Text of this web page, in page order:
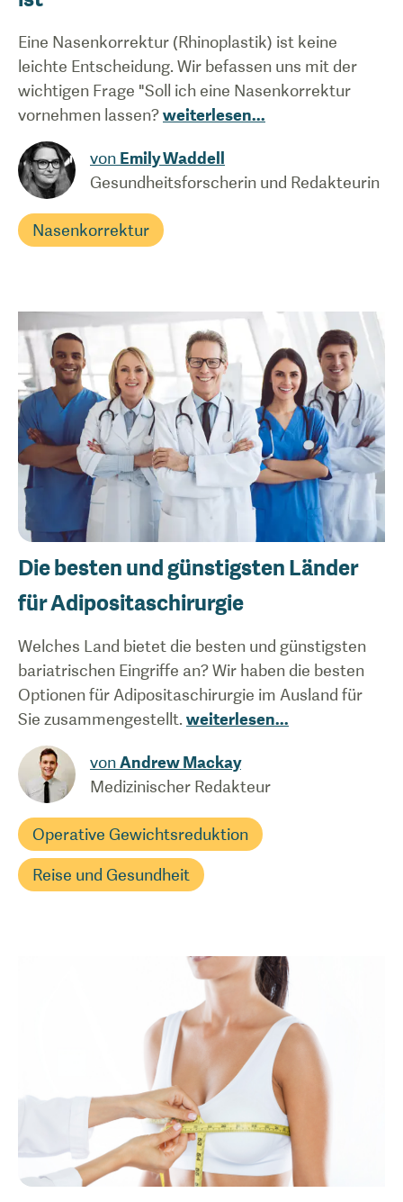
Eine Nasenkorrektur (Rhinoplastik) ist keine
leichte Entscheidung. Wir befassen uns mit der
wichtigen Frage "Soll ich eine Nasenkorrektur
vornehmen lassen?weiterlesen...
von Emily Waddell
Gesundheitsforscherin und Redakteurin
Nasenkorrektur
Die besten und günstigsten Länder
für Adipositaschirurgie
Welches Land bietet die besten und günstigsten
bariatrischen Eingriffe an? Wir haben die besten
Optionen für Adipositaschirurgie im Ausland für
Sie zusammengestellt. weiterlesen...
vonAndrew Mackay
Medizinischer Redakteur
Operative Gewichtsreduktion
Reise und Gesundheit